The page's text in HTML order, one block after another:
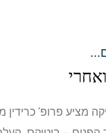
מציע פרופ' כרידין